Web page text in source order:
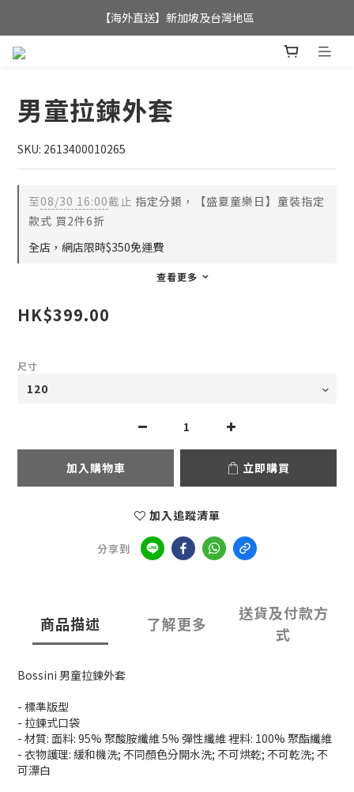
全店滿$350，即可享港澳地區免運費;
【海外直送】新加坡及台灣地區
男童拉鍊外套
SKU: 2613400010265
至08/30 16:00截止 指定分類，【盛夏童樂日】童裝指定
款式 買2件6折
全店，網店限時$350免運費
查看更多
HK$399.00
尺寸
加入購物車 立即購買
加入追蹤清單
分享到
商品描述 了解更多
送貨及付款方
式
Bossini 男童拉鍊外套
- 標準版型
- 拉鍊式口袋
- 材質: 面料: 95% 聚酸胺纖維 5% 彈性纖維 裡料: 100% 聚酯纖維
- 衣物護理: 緩和機洗; 不同顏色分開水洗; 不可烘乾; 不可乾洗; 不
可漂白